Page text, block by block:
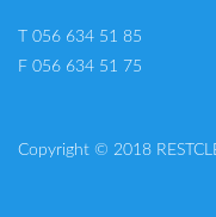
T 056 634 51 85
F 056 634 51 75
Copyright © 2018